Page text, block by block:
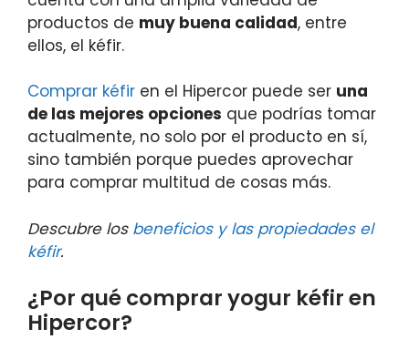
productos de muy buena calidad, entre
ellos, el kéfir.
Comprar kéfir en el Hipercor puede ser una
de las mejores opciones que podrías tomar
actualmente, no solo por el producto en sí,
sino también porque puedes aprovechar
para comprar multitud de cosas más.
Descubre los beneficios y las propiedades el
kéfir.
¿Por qué comprar yogur kéfir en
Hipercor?